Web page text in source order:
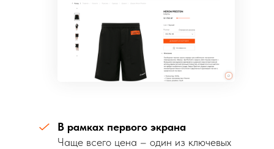
В рамках первого экрана
Чаще всего цена – один из ключевых